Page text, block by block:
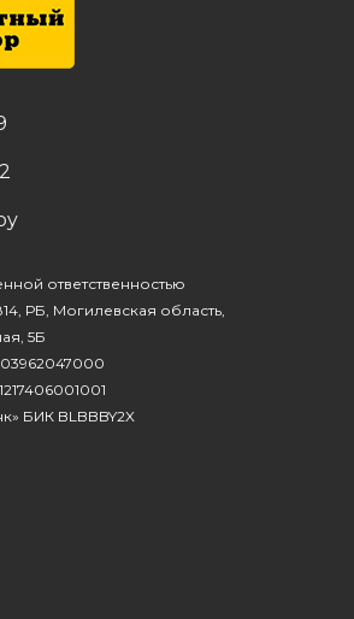
ответственностью
РБ, Могилевская область,
5Б
БИК BLBBBY2X